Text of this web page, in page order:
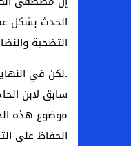
الحدث بشكل
التضحية
.لكن في
سابق لابن
موضوع هذه
الحفاظ على